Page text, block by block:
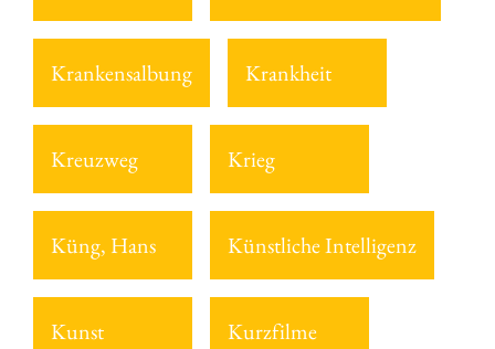
Krankensalbung Krankheit
Kreuzweg Krieg
Küng, Hans Künstliche Intelligenz
Kunst Kurzfilme